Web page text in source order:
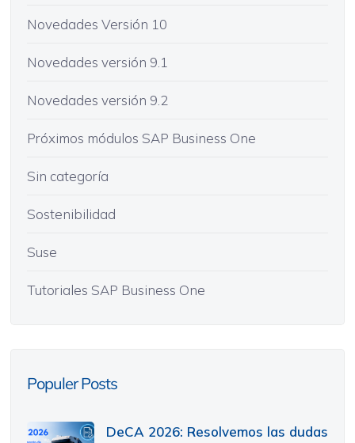
Novedades Versión 10
Novedades versión 9.1
Novedades versión 9.2
Próximos módulos SAP Business One
Sin categoría
Sostenibilidad
Suse
Tutoriales SAP Business One
Populer Posts
DeCA 2026: Resolvemos las dudas